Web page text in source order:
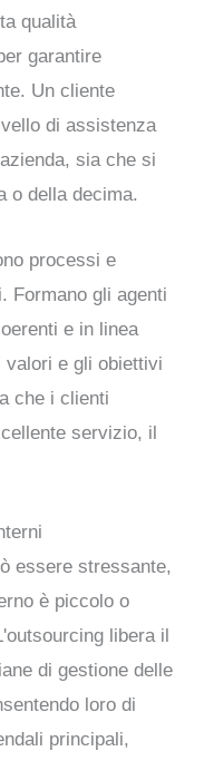
qualità
garantire
Un cliente
di assistenza
sia che si
o della decima.
processi e
Formano gli agenti
e in linea
e gli obiettivi
che i clienti
servizio, il
essere stressante,
è piccolo o
libera il
di gestione delle
loro di
principali,